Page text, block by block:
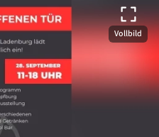
Vollbild